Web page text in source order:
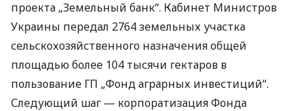
проекта „Земельный банк“. Кабинет Министров
Украины передал 2764 земельных участка
сельскохозяйственного назначения общей
площадью более 104 тысячи гектаров в
пользование ГП „Фонд аграрных инвестиций“.
Следующий шаг — корпоратизация Фонда